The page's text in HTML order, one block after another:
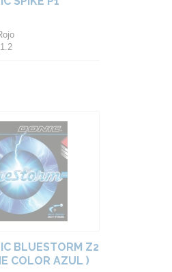
BLUESTORM Z2
COLOR AZUL )